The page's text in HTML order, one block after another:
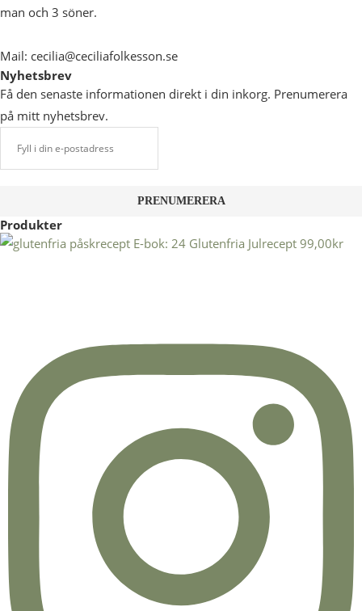
man och 3 söner.
Mail: cecilia@ceciliafolkesson.se
Nyhetsbrev
Få den senaste informationen direkt i din inkorg. Prenumerera
på mitt nyhetsbrev.
Produkter
E-bok: 24 Glutenfria Julrecept 99,00kr